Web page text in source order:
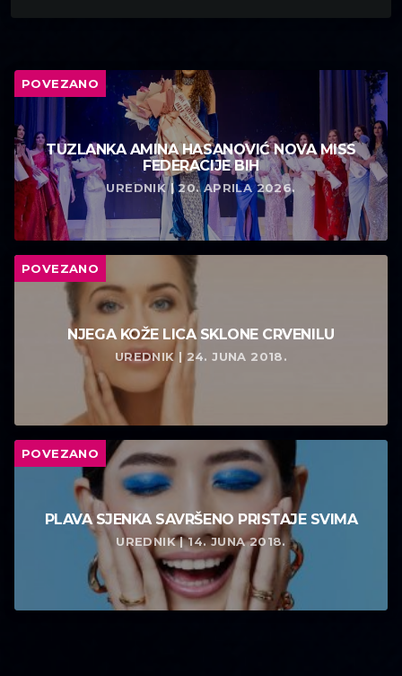
POVEZANO
TUZLANKA AMINA HASANOVIĆ NOVA MISS
FEDERACIJE BIH
UREDNIK | 20. APRILA 2026.
POVEZANO
NJEGA KOŽE LICA SKLONE CRVENILU
UREDNIK | 24. JUNA 2018.
POVEZANO
PLAVA SJENKA SAVRŠENO PRISTAJE SVIMA
UREDNIK | 14. JUNA 2018.